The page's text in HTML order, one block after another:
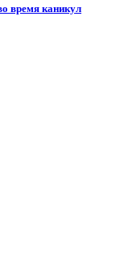
время каникул